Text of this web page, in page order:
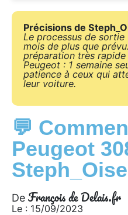
Précisions de
Le processus de
mois de plus que
préparation très
Peugeot : 1 semaine
patience à ceux qui
leur voiture.
💬
Peugeot
Steph_Oise
De François de Delais.fr
Le : 15/09/2023